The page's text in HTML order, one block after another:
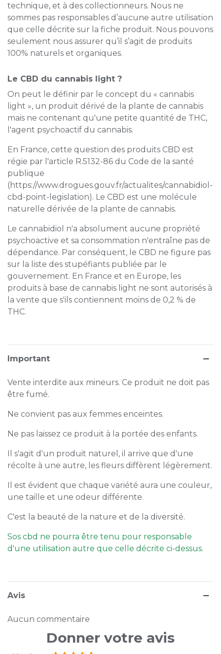
technique, et à des collectionneurs. Nous ne
sommes pas responsables d’aucune autre utilisation
que celle décrite sur la fiche produit. Nous pouvons
seulement nous assurer qu’il s’agit de produits
100% naturels et organiques.
Le CBD du cannabis light ?
On peut le définir par le concept du « cannabis
light », un produit dérivé de la plante de cannabis
mais ne contenant qu'une petite quantité de THC,
l'agent psychoactif du cannabis.
En France, cette question des produits CBD est
régie par l'article R.5132-86 du Code de la santé
publique
(https://www.drogues.gouv.fr/actualites/cannabidiol-
cbd-point-legislation). Le CBD est une molécule
naturelle dérivée de la plante de cannabis.
Le cannabidiol n'a absolument aucune propriété
psychoactive et sa consommation n'entraîne pas de
dépendance. Par conséquent, le CBD ne figure pas
sur la liste des stupéfiants publiée par le
gouvernement. En France et en Europe, les
produits à base de cannabis light ne sont autorisés à
la vente que s'ils contiennent moins de 0,2 % de
THC.
Important
Vente interdite aux mineurs. Ce produit ne doit pas
être fumé.
Ne convient pas aux femmes enceintes.
Ne pas laissez ce produit à la portée des enfants.
Il s'agit d'un produit naturel, il arrive que d'une
récolte à une autre, les fleurs diffèrent légèrement.
Il est évident que chaque variété aura une couleur,
une taille et une odeur différente.
C'est la beauté de la nature et de la diversité.
Sos cbd ne pourra être tenu pour responsable
d'une utilisation autre que celle décrite ci-dessus.
Avis
Aucun commentaire
Donner votre avis